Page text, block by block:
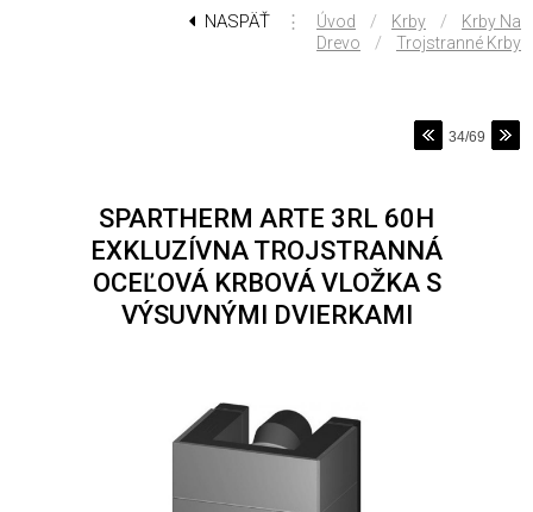
NASPÄŤ ⋮ Úvod / Krby /
Krby Na
Drevo
/ Trojstranné Krby
34/69
SPARTHERM ARTE 3RL 60H
EXKLUZÍVNA TROJSTRANNÁ
OCEĽOVÁ KRBOVÁ VLOŽKA S
VÝSUVNÝMI DVIERKAMI